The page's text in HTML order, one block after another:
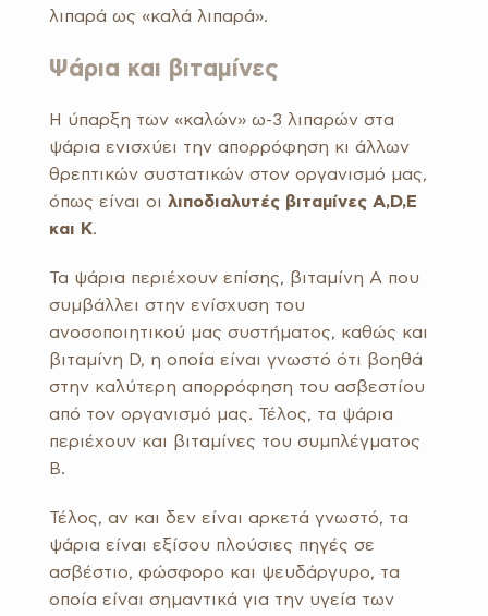
λιπαρά ως «καλά λιπαρά».
Ψάρια και βιταμίνες
Η ύπαρξη των «καλών» ω-3 λιπαρών στα
ψάρια ενισχύει την απορρόφηση κι άλλων
θρεπτικών συστατικών στον οργανισμό μας,
όπως είναι οι λιποδιαλυτές βιταμίνες A,D,E
και K.
Τα ψάρια περιέχουν επίσης, βιταμίνη Α που
συμβάλλει στην ενίσχυση του
ανοσοποιητικού μας συστήματος, καθώς και
βιταμίνη D, η οποία είναι γνωστό ότι βοηθά
στην καλύτερη απορρόφηση του ασβεστίου
από τον οργανισμό μας. Τέλος, τα ψάρια
περιέχουν και βιταμίνες του συμπλέγματος
Β.
Τέλος, αν και δεν είναι αρκετά γνωστό, τα
ψάρια είναι εξίσου πλούσιες πηγές σε
ασβέστιο, φώσφορο και ψευδάργυρο, τα
οποία είναι σημαντικά για την υγεία των